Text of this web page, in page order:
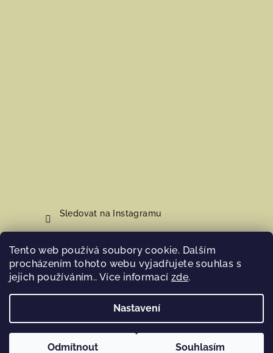
Tento web používá soubory cookie. Dalším
procházením tohoto webu vyjadřujete souhlas s
jejich používáním.. Více informací zde.
Nastavení
Odmítnout Souhlasím
Sledovat na Instagramu
Nákupní košík
0ks /0 Kč
Hosana Home